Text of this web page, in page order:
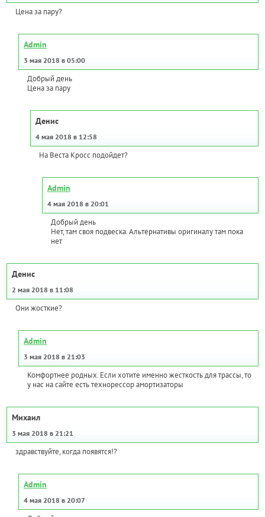
Цена за пару?
Admin
3 мая 2018 в 05:00
Добрый день
Цена за пару
Денис
4 мая 2018 в 12:58
На Веста Кросс подойдет?
Admin
4 мая 2018 в 20:01
Добрый день
Нет, там своя подвеска. Альтернативы оригиналу там пока
нет
Денис
2 мая 2018 в 11:08
Они жосткие?
Admin
3 мая 2018 в 21:03
Комфортнее родных. Если хотите именно жесткость для трассы, то
у нас на сайте есть технорессор амортизаторы
Михаил
3 мая 2018 в 21:21
здравствуйте, когда появятся!?
Admin
4 мая 2018 в 20:07